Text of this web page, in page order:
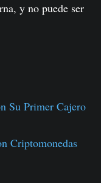
y no puede ser
Su Primer Cajero
Criptomonedas